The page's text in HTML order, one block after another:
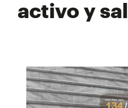
activo y